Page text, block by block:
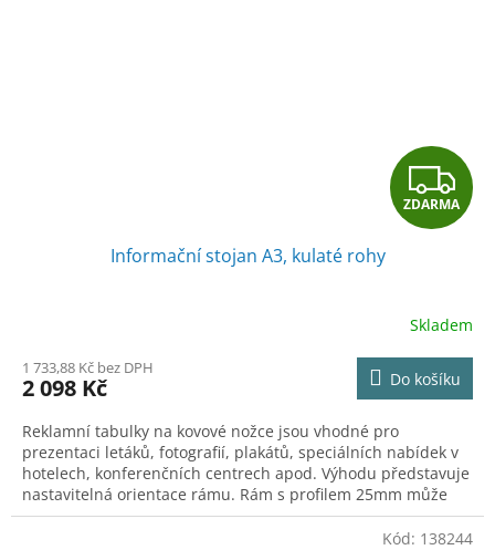
Z
D
R
M
A
ZDARMA
Informační stojan A3, kulaté rohy
Skladem
1 733,88 Kč bez DPH
2 098 Kč Do košíku
Reklamní tabulky na kovové nožce jsou vhodné pro
prezentaci letáků, fotografií, plakátů, speciálních nabídek v
hotelech, konferenčních centrech apod. Výhodu představuje
nastavitelná orientace rámu. Rám s profilem 25mm může
být upevněn na noze vodorovně či horizontálně. Dostupné
Kód: 138244